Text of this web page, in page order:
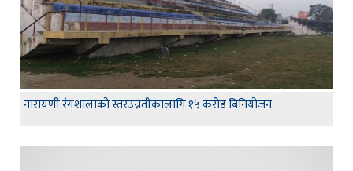
नारायणी रंगशालाको स्तरउन्नतीकालागि १५ करोड बिनियोजन